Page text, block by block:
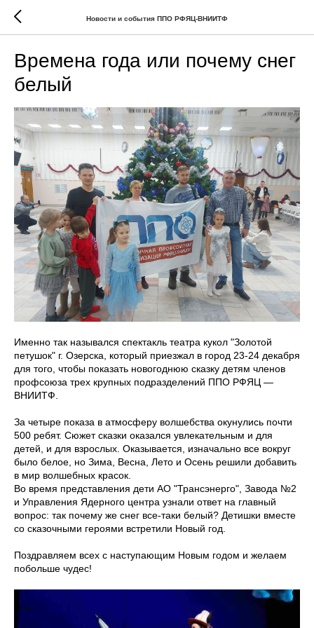
Новости и события ППО РФЯЦ-ВНИИТФ
Времена года или почему снег
белый
Именно так назывался спектакль театра кукол "Золотой
петушок" г. Озерска, который приезжал в город 23-24 декабря
для того, чтобы показать новогоднюю сказку детям членов
профсоюза трех крупных подразделений ППО РФЯЦ —
ВНИИТФ.
За четыре показа в атмосферу волшебства окунулись почти
500 ребят. Сюжет сказки оказался увлекательным и для
детей, и для взрослых. Оказывается, изначально все вокруг
было белое, но Зима, Весна, Лето и Осень решили добавить
в мир волшебных красок.
Во время представления дети АО "Трансэнерго", Завода №2
и Управления Ядерного центра узнали ответ на главный
вопрос: так почему же снег все-таки белый? Детишки вместе
со сказочными героями встретили Новый год.
Поздравляем всех с наступающим Новым годом и желаем
побольше чудес!